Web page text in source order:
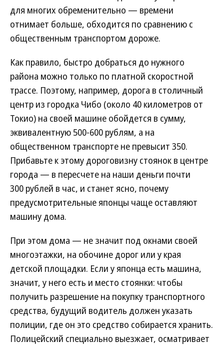
для многих обременительно — времени
отнимает больше, обходится по сравнению с
общественным транспортом дороже.
Как правило, быстро добраться до нужного
района можно только по платной скоростной
трассе. Поэтому, например, дорога в столичный
центр из городка Чибо (около 40 километров от
Токио) на своей машине обойдется в сумму,
эквивалентную 500-600 рублям, а на
общественном транспорте не превысит 350.
Прибавьте к этому дороговизну стоянок в центре
города — в пересчете на наши деньги почти
300 рублей в час, и станет ясно, почему
предусмотрительные японцы чаще оставляют
машину дома.
При этом дома — не значит под окнами своей
многоэтажки, на обочине дорог или у края
детской площадки. Если у японца есть машина,
значит, у него есть и место стоянки: чтобы
получить разрешение на покупку транспортного
средства, будущий водитель должен указать
полиции, где он это средство собирается хранить.
Полицейский специально выезжает, осматривает